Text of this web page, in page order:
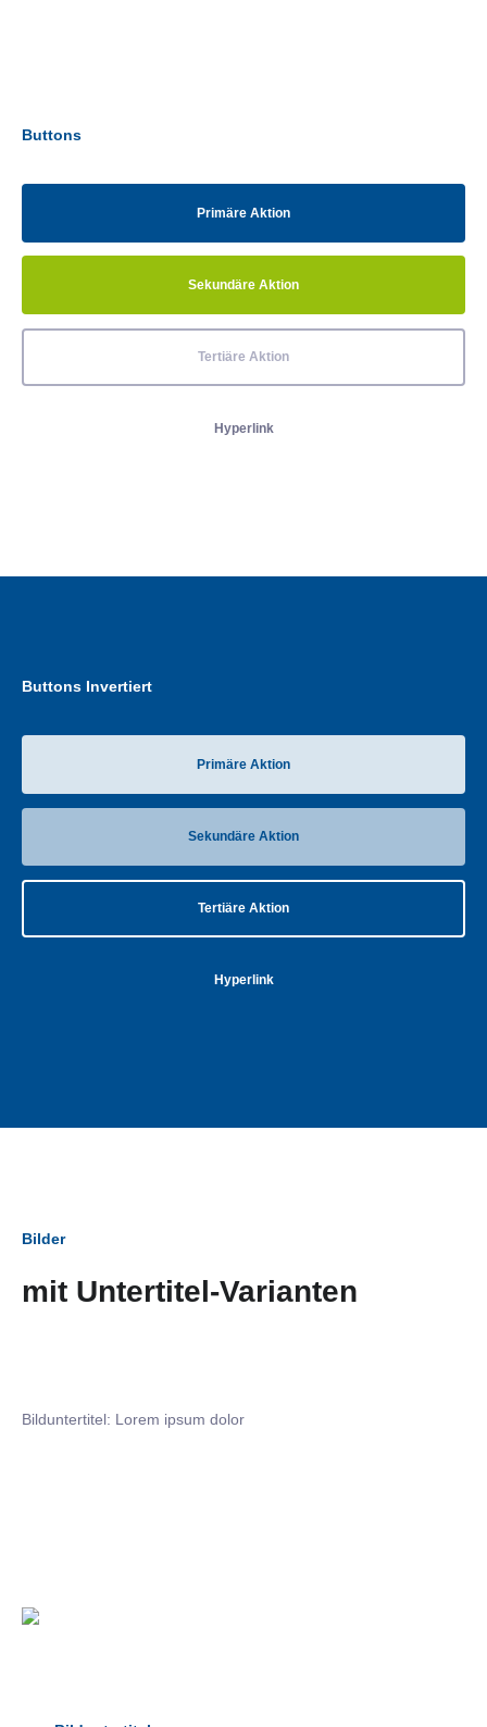
Buttons
Primäre Aktion
Sekundäre Aktion
Tertiäre Aktion
Hyperlink
Buttons Invertiert
Primäre Aktion
Sekundäre Aktion
Tertiäre Aktion
Hyperlink
Bilder
mit Untertitel-Varianten
Bilduntertitel: Lorem ipsum dolor